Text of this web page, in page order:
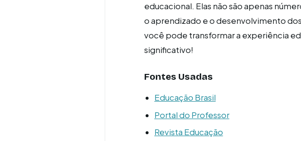
educacional. Elas não são apenas
o aprendizado e o desenvolvimento
você pode transformar a experiência
significativo!
Fontes Usadas
Educação Brasil
Portal do Professor
Revista Educação